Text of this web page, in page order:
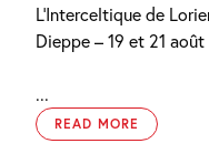
L’Interceltique de
Dieppe – 19 et 21 août
...
READ MORE